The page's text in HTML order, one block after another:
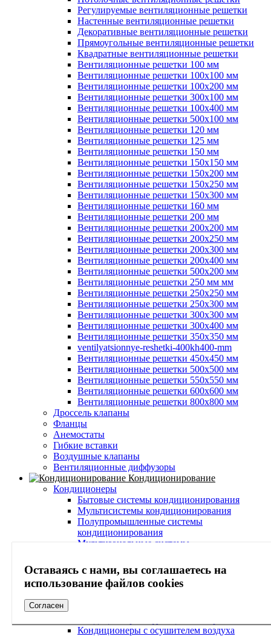
Оставаясь с нами, вы соглашаетесь на
использование файлов cookies
Согласен
Регулируемые вентиляционные решетки
Настенные вентиляционные решетки
Декоративные вентиляционные решетки
Прямоугольные вентиляционные решетки
Квадратные вентиляционные решетки
Вентиляционные решетки 100 мм
Вентиляционные решетки 100х100 мм
Вентиляционные решетки 100х200 мм
Вентиляционные решетки 300х100 мм
Вентиляционные решетки 100х400 мм
Вентиляционные решетки 500х100 мм
Вентиляционные решетки 120 мм
Вентиляционные решетки 125 мм
Вентиляционные решетки 150 мм
Вентиляционные решетки 150х150 мм
Вентиляционные решетки 150х200 мм
Вентиляционные решетки 150х250 мм
Вентиляционные решетки 150х300 мм
Вентиляционные решетки 160 мм
Вентиляционные решетки 200 мм
Вентиляционные решетки 200х200 мм
Вентиляционные решетки 200х250 мм
Вентиляционные решетки 200х300 мм
Вентиляционные решетки 200х400 мм
Вентиляционные решетки 500х200 мм
Вентиляционные решетки 250 мм мм
Вентиляционные решетки 250х250 мм
Вентиляционные решетки 250х300 мм
Вентиляционные решетки 300х300 мм
Вентиляционные решетки 300х400 мм
Вентиляционные решетки 350х350 мм
ventilyatsionnye-reshetki-400kh400-mm
Вентиляционные решетки 450х450 мм
Вентиляционные решетки 500х500 мм
Вентиляционные решетки 550х550 мм
Вентиляционные решетки 600х600 мм
Вентиляционные решетки 800х800 мм
Дроссель клапаны
Фланцы
Анемостаты
Гибкие вставки
Воздушные клапаны
Вентиляционные диффузоры
Кондиционирование
Кондиционеры
Бытовые системы кондиционирования
Мультисистемы кондиционирования
Полупромышленные системы
кондиционирования
Мультизональные системы
Инверторные кондиционеры
Настенные кондиционеры
Кондиционеры с осушителем воздуха